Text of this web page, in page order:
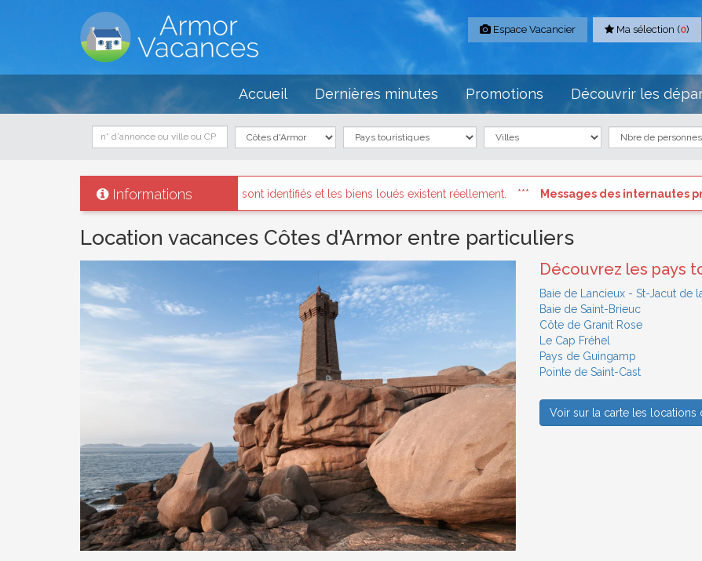
Espace Vacancier Ma sélection (0)
Accueil Dernières minutes Promotions Découvrir les
Informations
sont identifiés et les biens loués existent réellement. Messages des internautes pressés: Connectez vous à votre
Location vacances Côtes d'Armor entre particuliers
Découvrez les pays
Baie de Lancieux - St-Jacut de la
Baie de Saint-Brieuc
Côte de Granit Rose
Le Cap Fréhel
Pays de Guingamp
Pointe de Saint-Cast
Voir sur la carte les locations